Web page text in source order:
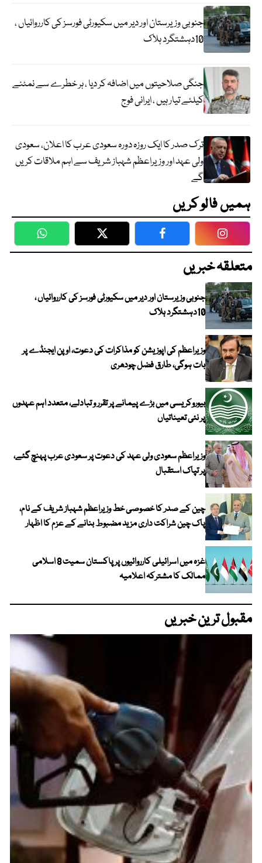
جنوبی وزیرستان اور دیر میں سکیورٹی فورسز کی کارروائیاں ،
10دہشتگرد ہلاک
جنگی صلاحیتوں میں اضافہ کر دیا ، ہر خطرے سے نمٹنے
کیلئے تیار ہیں ، ایرانی فوج
ترک صدر کا ایک روزہ دورہ سعودی عرب کا اعلان، سعودی
ولی عہد اور وزیراعظم شہباز شریف سے اہم ملاقات کریں
گے
ہمیں فالو کریں
WhatsApp Twitter Facebook
متعلقہ خبریں
جنوبی وزیرستان اور دیر میں سکیورٹی فورسز کی کارروائیاں ،
10دہشتگرد ہلاک
وزیراعظم کی اپوزیشن کو مذاکرات کی دعوت، اوپن ایجنڈے پر
بات ہوگی، طارق فضل چودھری
بیوروکریسی میں بڑے پیمانے پر تقرر و تبادلے، متعدد اہم عہدوں
پر نئی تعیناتیاں
وزیراعظم سعودی ولی عہد کی دعوت پر سعودی عرب پہنچ گئے،
پر تپاک استقبال
چین کے صدر کا خصوصی خط وزیراعظم شہباز شریف کے نام،
پاک چین شراکت داری مزید مضبوط بنانے کے عزم کا اظہار
غزہ میں اسرائیلی کارروائیوں پر پاکستان سمیت 8 اسلامی
ممالک کا مشترکہ اعلامیہ
مقبول ترین خبریں